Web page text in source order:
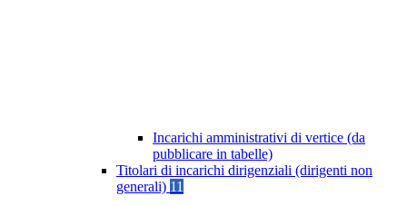
Incarichi amministrativi di vertice (da
pubblicare in tabelle)
Titolari di incarichi dirigenziali (dirigenti non
generali) 11